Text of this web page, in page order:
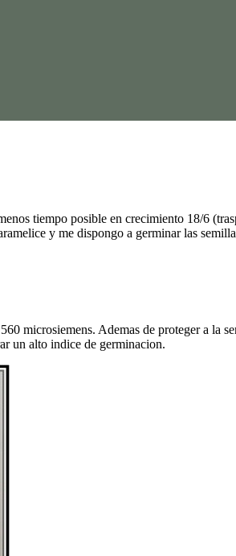
tiempo posible en crecimiento 18/6
y me dispongo a germinar las
microsiemens. Ademas de proteger a la
un alto indice de germinacion.